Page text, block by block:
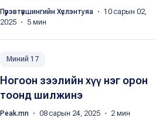
Пүрэвтүвшингийн Хүслэнтуяа ・ 10 сарын 02,
2025 ・ 5 мин
Миний 17
Ногоон зээлийн хүү нэг орон
тоонд шилжинэ
Peak.mn ・ 08 сарын 24, 2025 ・ 2 мин